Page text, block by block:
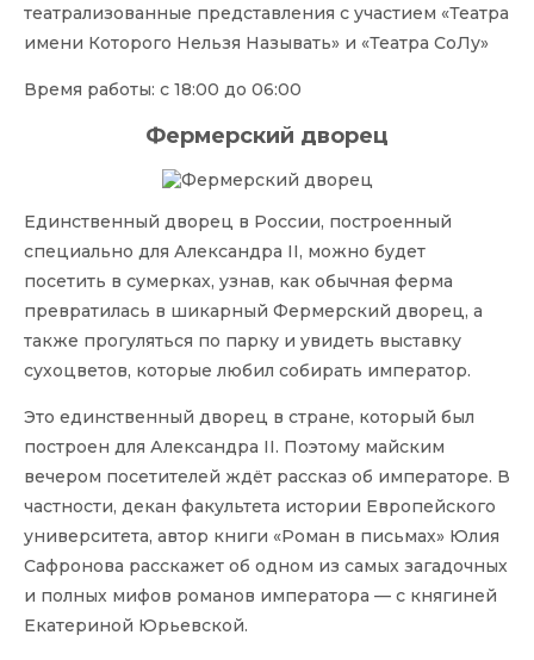
театрализованные представления с участием «Театра
имени Которого Нельзя Называть» и «Театра СоЛу»
Время работы: с 18:00 до 06:00
Фермерский дворец
Единственный дворец в России, построенный
специально для Александра II, можно будет
посетить в сумерках, узнав, как обычная ферма
превратилась в шикарный Фермерский дворец, а
также прогуляться по парку и увидеть выставку
сухоцветов, которые любил собирать император.
Это единственный дворец в стране, который был
построен для Александра II. Поэтому майским
вечером посетителей ждёт рассказ об императоре. В
частности, декан факультета истории Европейского
университета, автор книги «Роман в письмах» Юлия
Сафронова расскажет об одном из самых загадочных
и полных мифов романов императора — с княгиней
Екатериной Юрьевской.